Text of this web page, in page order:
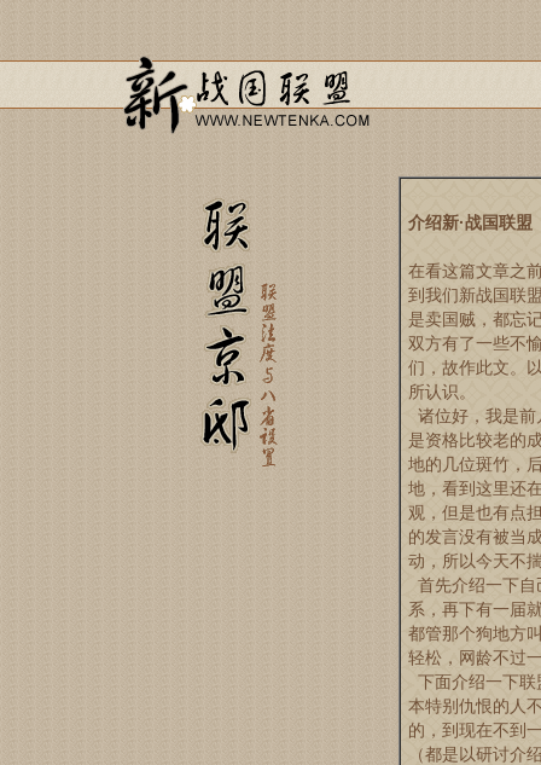
介绍新·战国联盟
在看这篇文章之
到我们新战国联
是卖国贼，都忘
双方有了一些不
们，故作此文。
所认识。
诸位好，我是
是资格比较老的
地的几位斑竹，
地，看到这里还
观，但是也有点
的发言没有被当
动，所以今天不
首先介绍一下
系，再下有一届
都管那个狗地方
轻松，网龄不过
下面介绍一下
本特别仇恨的人
的，到现在不到
（都是以研讨介